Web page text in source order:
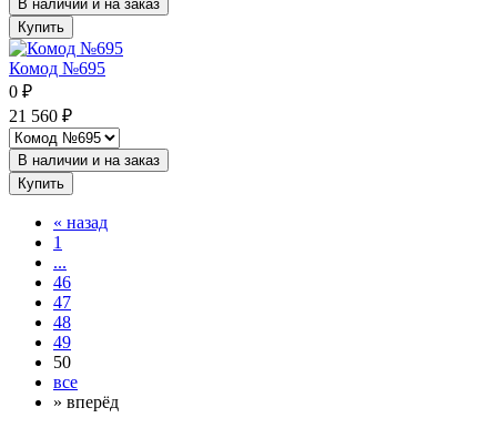
В наличии и на заказ
Купить
Комод №695
0 ₽
21 560 ₽
В наличии и на заказ
Купить
« назад
1
...
46
47
48
49
50
все
» вперёд